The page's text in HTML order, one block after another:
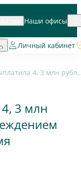
Наши офисы
Личный кабинет
СК «ПАРИ» выплатила 4, 3 млн рублей в
3 млн